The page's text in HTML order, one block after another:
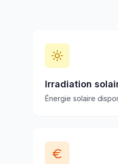
Irradiation
Énergie solaire